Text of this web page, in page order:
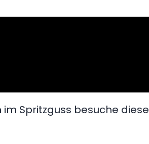
Spritzguss besuche diese